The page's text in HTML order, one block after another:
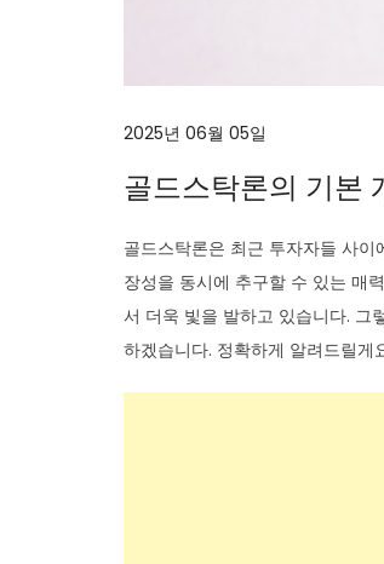
2025년 06월 05일
골드스탁론의 기본
골드스탁론은 최근 투자자들 사
장성을 동시에 추구할 수 있는 매
서 더욱 빛을 발하고 있습니다. 그
하겠습니다. 정확하게 알려드릴